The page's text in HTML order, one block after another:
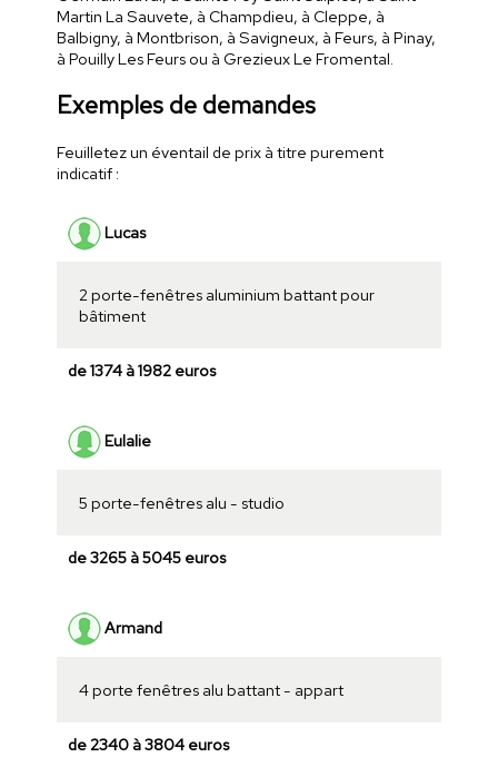
Martin La Sauvete, à Champdieu, à Cleppe, à
Balbigny, à Montbrison, à Savigneux, à Feurs, à Pinay,
à Pouilly Les Feurs ou à Grezieux Le Fromental.
Exemples de demandes
Feuilletez un éventail de prix à titre purement
indicatif :
Lucas
2 porte-fenêtres aluminium battant pour
bâtiment
de 1374 à 1982 euros
Eulalie
5 porte-fenêtres alu - studio
de 3265 à 5045 euros
Armand
4 porte fenêtres alu battant - appart
de 2340 à 3804 euros